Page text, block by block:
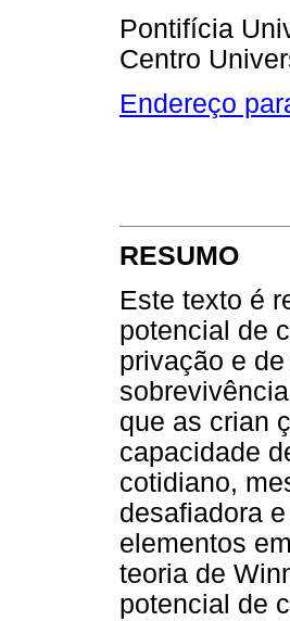
Pontifícia
Centro
Endereço
RESUMO
Este texto é
potencial de
privação e
que as crian
capacidade
cotidiano,
desafiadora
elementos
teoria de
potencial de